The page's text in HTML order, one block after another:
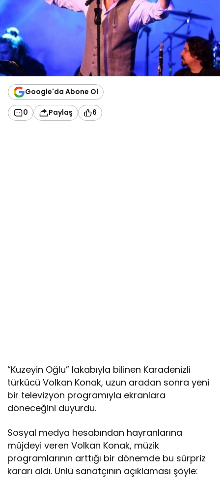
Google'da Abone Ol
0 Paylaş 6
“Kuzeyin Oğlu” lakabıyla bilinen Karadenizli
türkücü Volkan Konak, uzun aradan sonra yeni
bir televizyon programıyla ekranlara
döneceğini duyurdu.
Sosyal medya hesabından hayranlarına
müjdeyi veren Volkan Konak, müzik
programlarının arttığı bir dönemde bu sürpriz
kararı aldı. Ünlü sanatçının açıklaması şöyle: